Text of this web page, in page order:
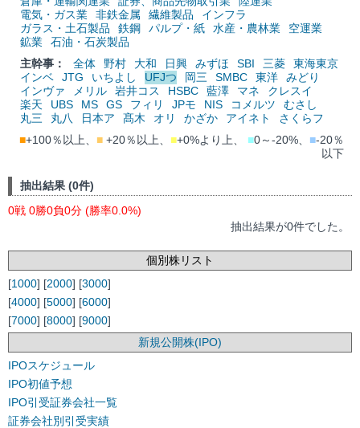
電気・ガス業
非鉄金属 繊維製品
インフラ
ガラス・土石製品
鉄鋼 パルプ・紙 水産・農林業
空運業
鉱業
石油・石炭製品
主幹事：
全体 野村 大和 日興 みずほ SBI 三菱
東海東京
インベ
JTG いちよし UFJつ 岡三 SMBC 東洋
みどり
インヴァ
メリル 岩井コス HSBC 藍澤 マネ
クレスイ
楽天
UBS MS GS フィリ JPモ NIS コメルツ
むさし
丸三
丸八 日本ア 髙木 オリ かざか アイネト
さくらフ
■+100％以上、 ■ +20％以上、 ■+0%より上、 ■0～-20%、 ■-20％
以下
抽出結果 (0件)
0戦 0勝0負0分 (勝率0.0%)
抽出結果が0件でした。
個別株リスト
[1000] [2000] [3000]
[4000] [5000] [6000]
[7000] [8000] [9000]
新規公開株(IPO)
IPOスケジュール
IPO初値予想
IPO引受証券会社一覧
証券会社別引受実績